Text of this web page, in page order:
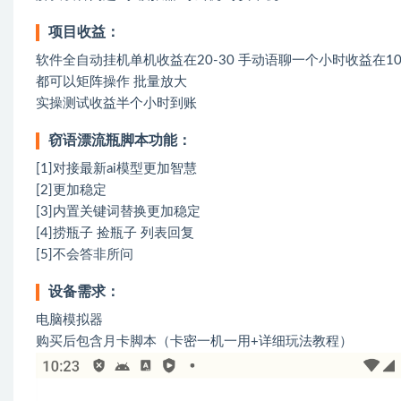
项目收益：
软件全自动挂机单机收益在20-30 手动语聊一个小时收益在
都可以矩阵操作 批量放大
实操测试收益半个小时到账
窃语漂流瓶脚本功能：
[1]对接最新ai模型更加智慧
[2]更加稳定
[3]内置关键词替换更加稳定
[4]捞瓶子 捡瓶子 列表回复
[5]不会答非所问
设备需求：
电脑模拟器
购买后包含月卡脚本（卡密一机一用+详细玩法教程）